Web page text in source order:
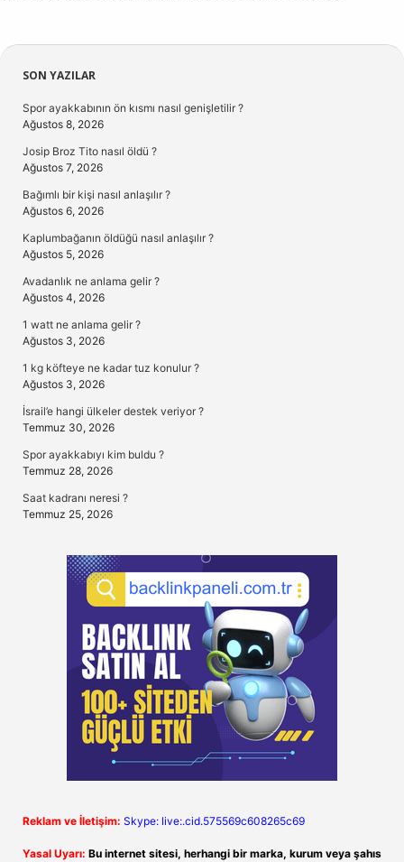
Sidebar
SON YAZILAR
Spor ayakkabının ön kısmı nasıl genişletilir ?
Ağustos 8, 2026
Josip Broz Tito nasıl öldü ?
Ağustos 7, 2026
Bağımlı bir kişi nasıl anlaşılır ?
Ağustos 6, 2026
Kaplumbağanın öldüğü nasıl anlaşılır ?
Ağustos 5, 2026
Avadanlık ne anlama gelir ?
Ağustos 4, 2026
1 watt ne anlama gelir ?
Ağustos 3, 2026
1 kg köfteye ne kadar tuz konulur ?
Ağustos 3, 2026
İsrail’e hangi ülkeler destek veriyor ?
Temmuz 30, 2026
Spor ayakkabıyı kim buldu ?
Temmuz 28, 2026
Saat kadranı neresi ?
Temmuz 25, 2026
Reklam ve İletişim: Skype: live:.cid.575569c608265c69
Yasal Uyarı: Bu internet sitesi, herhangi bir marka, kurum veya şahıs